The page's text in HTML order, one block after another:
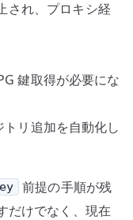
され、プロキシ経
鍵取得が必要にな
リ追加を自動化し
前提の手順が残
だけでなく、現在